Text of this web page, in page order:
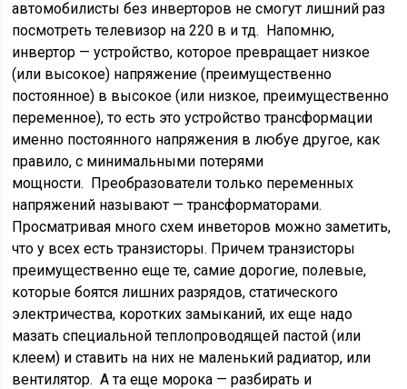
автомобилисты без инверторов не смогут лишний раз
посмотреть телевизор на 220 в и тд. Напомню,
инвертор — устройство, которое превращает низкое
(или высокое) напряжение (преимущественно
постоянное) в высокое (или низкое, преимущественно
переменное), то есть это устройство трансформации
именно постоянного напряжения в любуе другое, как
правило, с минимальными потерями
мощности. Преобразователи только переменных
напряжений называют — трансформаторами.
Просматривая много схем инветоров можно заметить,
что у всех есть транзисторы. Причем транзисторы
преимущественно еще те, самие дорогие, полевые,
которые боятся лишних разрядов, статического
электричества, коротких замыканий, их еще надо
мазать специальной теплопроводящей пастой (или
клеем) и ставить на них не маленький радиатор, или
вентилятор. А та еще морока — разбирать и